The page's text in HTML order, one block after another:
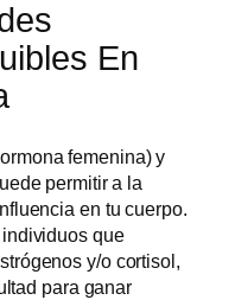
En
femenina) y
permitir a la
en tu cuerpo.
que
y/o cortisol,
para ganar